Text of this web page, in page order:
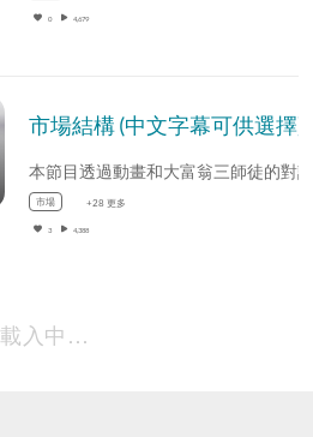
0 4,679
市場結構 (中文字幕可供選擇)
市場 +28 更多
3 4,388
載入中…